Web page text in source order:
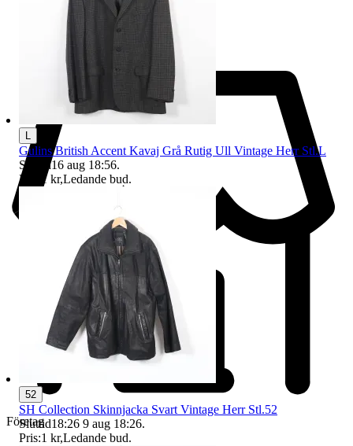
Företag
L
Gulins British Accent Kavaj Grå Rutig Ull Vintage Herr Stl.L
Sluttid16 aug 18:56.
Pris:
1 kr,Ledande bud.
52
SH Collection Skinnjacka Svart Vintage Herr Stl.52
Sluttid18:26 9 aug 18:26.
Pris:1 kr,Ledande bud.